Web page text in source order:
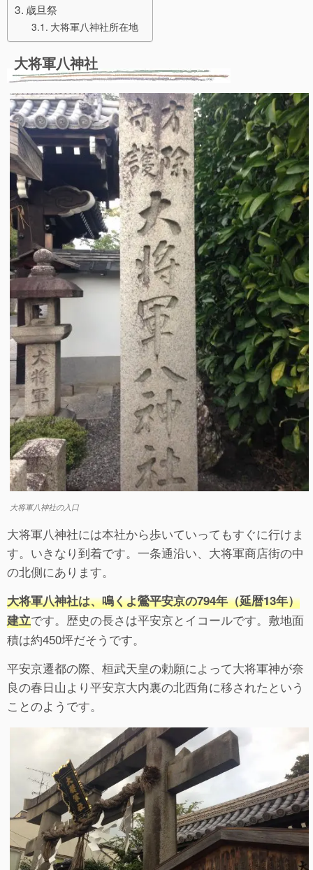
歳旦祭
大将軍八神社所在地
大将軍八神社
大将軍八神社の入口
大将軍八神社には本社から歩いていってもすぐに行けま
す。いきなり到着です。一条通沿い、大将軍商店街の中
の北側にあります。
大将軍八神社は、鳴くよ鶯平安京の794年（延暦13年）
建立です。歴史の長さは平安京とイコールです。敷地面
積は約450坪だそうです。
平安京遷都の際、桓武天皇の勅願によって大将軍神が奈
良の春日山より平安京大内裏の北西角に移されたという
ことのようです。